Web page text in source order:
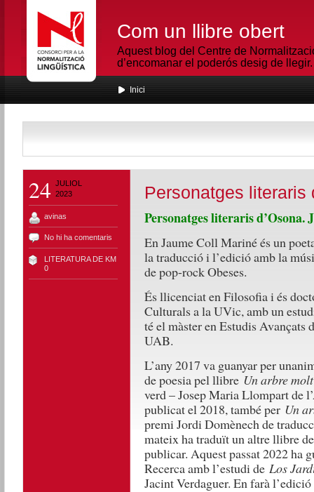
Com un llibre obert
Aquest blog del Centre de
d’encomanar el poderós desig de llegir.
Inici
24 JULIOL
2023
avinas
No hi ha comentaris
LITERATURA DE KM
0
Personatges literaris
Personatges literaris d’Osona.
En Jaume Coll Mariné és un
la traducció i l’edició amb la
de pop-rock Obeses.
És llicenciat en Filosofia i és
Culturals a la UVic, amb un
té el màster en Estudis Avançats
UAB.
L’any 2017 va guanyar per
de poesia pel llibre Un arbre
verd – Josep Maria Llompart de
publicat el 2018, també per Un
premi Jordi Domènech de
mateix ha traduït un altre llibre
publicar. Aquest passat 2022 ha
Recerca amb l’estudi de Los
Jacint Verdaguer. En farà